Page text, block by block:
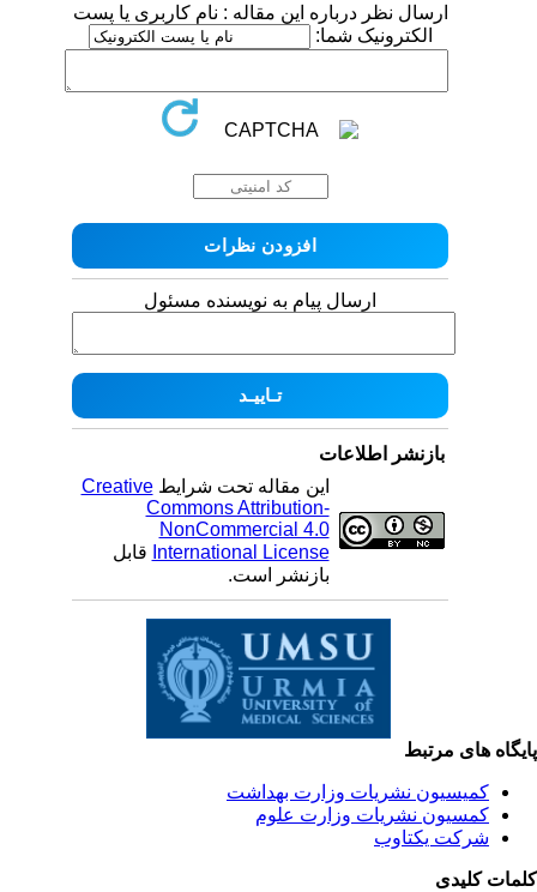
ارسال نظر درباره این مقاله : نام کاربری یا پست
الکترونیک شما:
ارسال پیام به نویسنده مسئول
بازنشر اطلاعات
این مقاله تحت شرایطCreative
Commons Attribution-
NonCommercial 4.0
International Licenseقابل
بازنشر است.
های مرتبط
کمیسیون نشریات وزارت بهداشت
کمسیون نشریات وزارت علوم
شرکت یکتاوب
کلیدی